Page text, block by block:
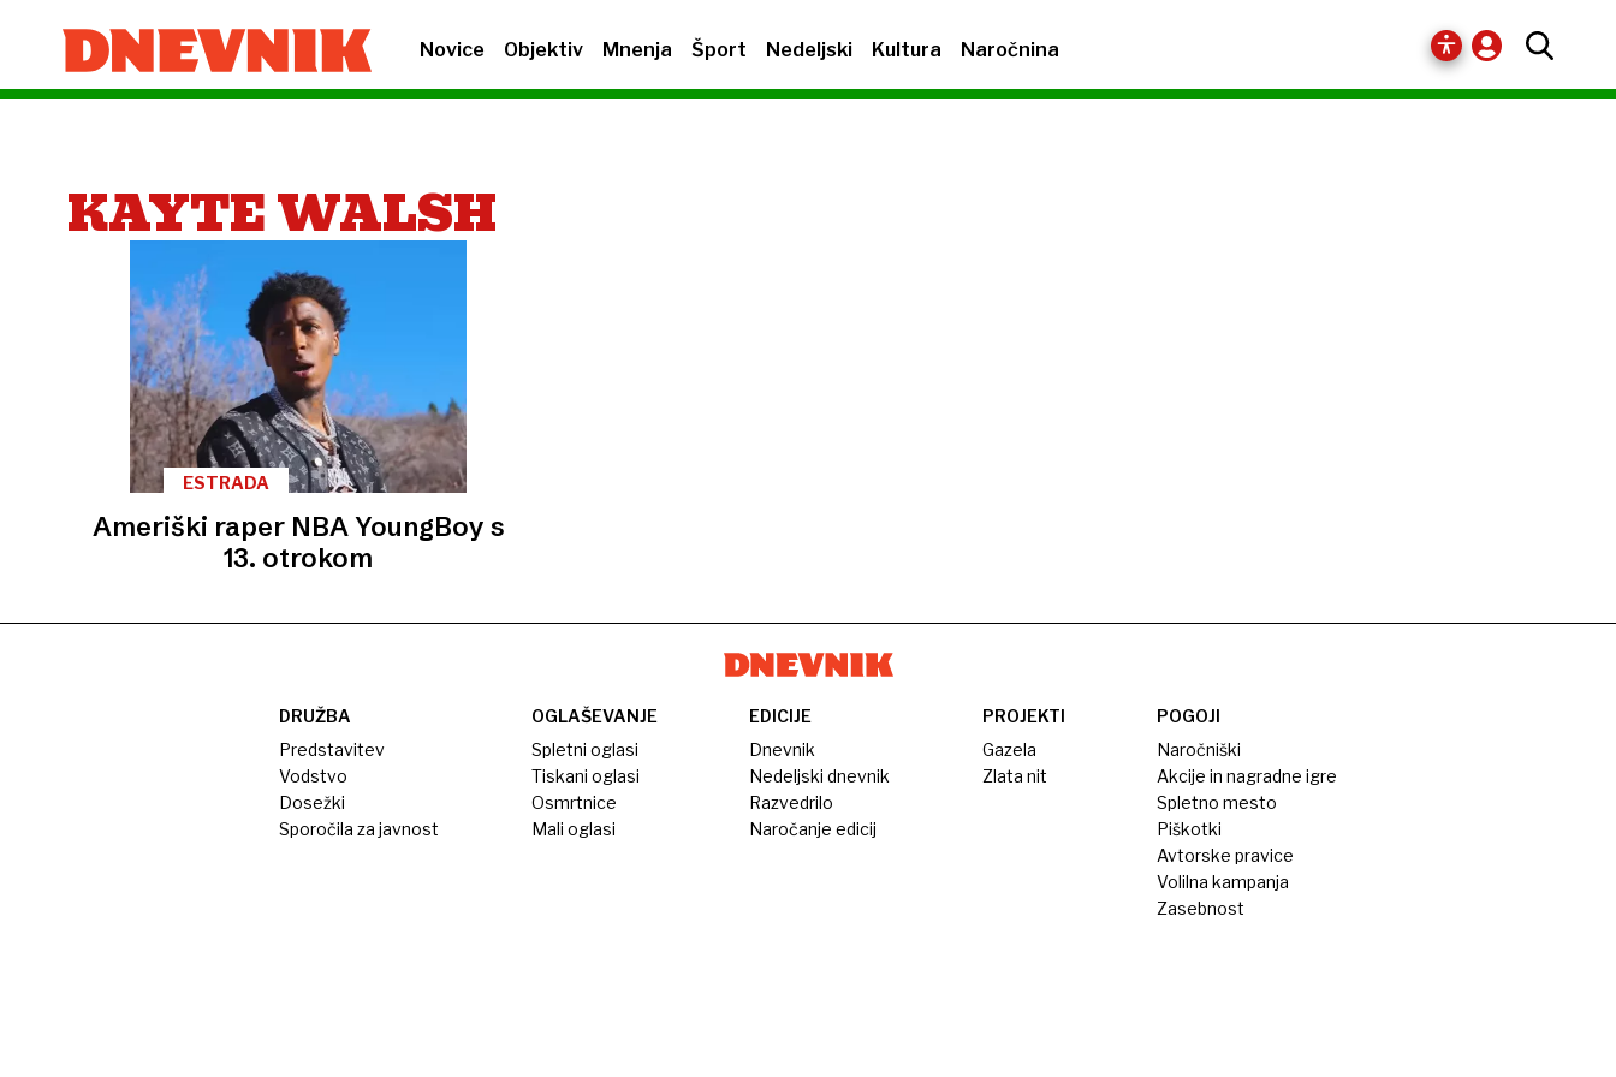
Novice Objektiv Mnenja Šport Nedeljski Kultura Naročnina
KAYTE WALSH
ESTRADA
Ameriški raper NBA YoungBoy s
13. otrokom
DRUŽBA
Predstavitev
Vodstvo
Dosežki
Sporočila za javnost
OGLAŠEVANJE
Spletni oglasi
Tiskani oglasi
Osmrtnice
Mali oglasi
EDICIJE
Dnevnik
Nedeljski dnevnik
Razvedrilo
Naročanje edicij
PROJEKTI
Gazela
Zlata nit
POGOJI
Naročniški
Akcije in nagradne igre
Spletno mesto
Piškotki
Avtorske pravice
Volilna kampanja
Zasebnost